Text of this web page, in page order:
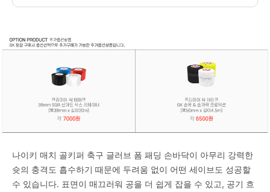
나이키 매치 골키퍼 축구 글러브 폼 패딩 손바닥이 아무리 강력한
슛의 충격도 흡수하기 때문에 두려움 없이 어떤 세이브도 성공할
수 있습니다. 표면이 매끄러워 공을 더 쉽게 잡을 수 있고, 공기 흐